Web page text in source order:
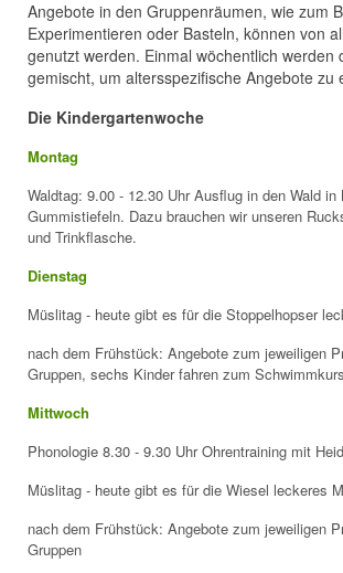
Angebote in den Gruppenräumen, wie zum
Experimentieren oder Basteln, können von
genutzt werden. Einmal wöchentlich werden
gemischt, um altersspezifische Angebote zu
Die Kindergartenwoche
Montag
Waldtag: 9.00 - 12.30 Uhr Ausflug in den Wald in
Gummistiefeln. Dazu brauchen wir unseren
und Trinkflasche.
Dienstag
Müslitag - heute gibt es für die Stoppelhopser
nach dem Frühstück: Angebote zum jeweiligen
Gruppen, sechs Kinder fahren zum
Mittwoch
Phonologie 8.30 - 9.30 UhrOhrentraining mit
Müslitag - heute gibt es für die Wiesel leckeres
nach dem Frühstück: Angebote zum jeweiligen
Gruppen